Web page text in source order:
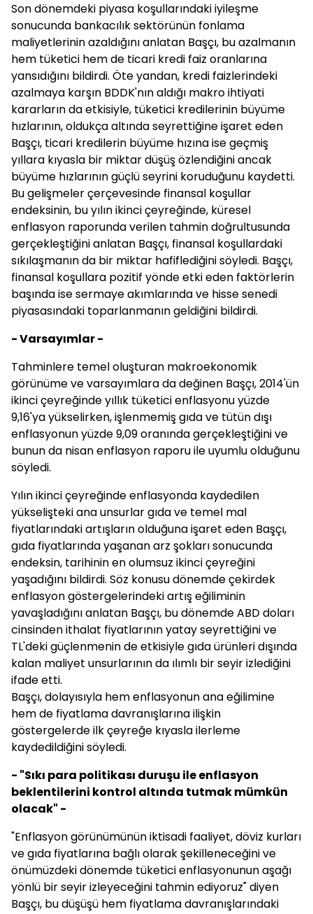
Son dönemdeki piyasa koşullarındaki iyileşme
sonucunda bankacılık sektörünün fonlama
maliyetlerinin azaldığını anlatan Başçı, bu azalmanın
hem tüketici hem de ticari kredi faiz oranlarına
yansıdığını bildirdi. Öte yandan, kredi faizlerindeki
azalmaya karşın BDDK'nın aldığı makro ihtiyati
kararların da etkisiyle, tüketici kredilerinin büyüme
hızlarının, oldukça altında seyrettiğine işaret eden
Başçı, ticari kredilerin büyüme hızına ise geçmiş
yıllara kıyasla bir miktar düşüş özlendiğini ancak
büyüme hızlarının güçlü seyrini koruduğunu kaydetti.
Bu gelişmeler çerçevesinde finansal koşullar
endeksinin, bu yılın ikinci çeyreğinde, küresel
enflasyon raporunda verilen tahmin doğrultusunda
gerçekleştiğini anlatan Başçı, finansal koşullardaki
sıkılaşmanın da bir miktar hafiflediğini söyledi. Başçı,
finansal koşullara pozitif yönde etki eden faktörlerin
başında ise sermaye akımlarında ve hisse senedi
piyasasındaki toparlanmanın geldiğini bildirdi.
- Varsayımlar -
Tahminlere temel oluşturan makroekonomik
görünüme ve varsayımlara da değinen Başçı, 2014'ün
ikinci çeyreğinde yıllık tüketici enflasyonu yüzde
9,16'ya yükselirken, işlenmemiş gıda ve tütün dışı
enflasyonun yüzde 9,09 oranında gerçekleştiğini ve
bunun da nisan enflasyon raporu ile uyumlu olduğunu
söyledi.
Yılın ikinci çeyreğinde enflasyonda kaydedilen
yükselişteki ana unsurlar gıda ve temel mal
fiyatlarındaki artışların olduğuna işaret eden Başçı,
gıda fiyatlarında yaşanan arz şokları sonucunda
endeksin, tarihinin en olumsuz ikinci çeyreğini
yaşadığını bildirdi. Söz konusu dönemde çekirdek
enflasyon göstergelerindeki artış eğiliminin
yavaşladığını anlatan Başçı, bu dönemde ABD doları
cinsinden ithalat fiyatlarının yatay seyrettiğini ve
TL'deki güçlenmenin de etkisiyle gıda ürünleri dışında
kalan maliyet unsurlarının da ılımlı bir seyir izlediğini
ifade etti.
Başçı, dolayısıyla hem enflasyonun ana eğilimine
hem de fiyatlama davranışlarına ilişkin
göstergelerde ilk çeyreğe kıyasla ilerleme
kaydedildiğini söyledi.
- "Sıkı para politikası duruşu ile enflasyon
beklentilerini kontrol altında tutmak mümkün
olacak" -
"Enflasyon görünümünün iktisadi faaliyet, döviz kurları
ve gıda fiyatlarına bağlı olarak şekilleneceğini ve
önümüzdeki dönemde tüketici enflasyonunun aşağı
yönlü bir seyir izleyeceğini tahmin ediyoruz" diyen
Başçı, bu düşüşü hem fiyatlama davranışlarındaki